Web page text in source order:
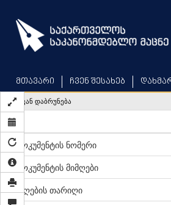
main
content
მთავარი ჩვენ შესახებ
უკან დაბრუნება
დოკუმენტის ნომერი
დოკუმენტის მიმღები
მიღების თარიღი